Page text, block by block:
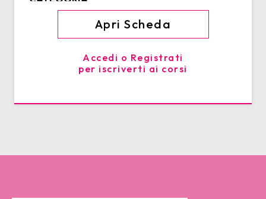
Apri Scheda
Accedi o Registrati
per iscriverti ai corsi